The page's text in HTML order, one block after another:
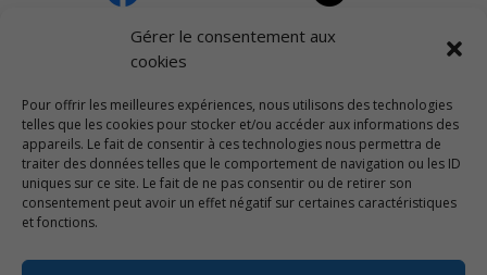
Gérer le consentement aux
cookies
Pour offrir les meilleures expériences, nous utilisons des technologies
telles que les cookies pour stocker et/ou accéder aux informations des
appareils. Le fait de consentir à ces technologies nous permettra de
traiter des données telles que le comportement de navigation ou les ID
uniques sur ce site. Le fait de ne pas consentir ou de retirer son
consentement peut avoir un effet négatif sur certaines caractéristiques
et fonctions.
MON DISCOURS À LA FÊTE DE L'ÉCOLOGIE DE LA DRÔME
NOUS CONTACTER